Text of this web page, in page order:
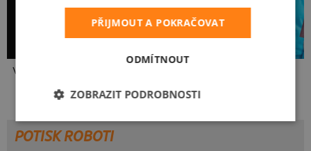
Vlastní potisk
POTISK ROBOTI
PŘIJMOUT A POKRAČOVAT
ODMÍTNOUT
ZOBRAZIT PODROBNOSTI